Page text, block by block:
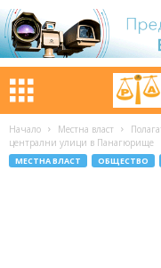
Начало Местна власт
централни улици в Панагюрище
МЕСТНА ВЛАСТ ОБЩЕСТВО